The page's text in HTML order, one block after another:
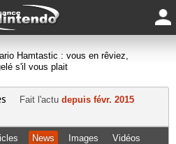
Hamtastic : vous en rêviez,
s'il vous plait
Fait l'actu depuis févr. 2015
News Images Vidéos